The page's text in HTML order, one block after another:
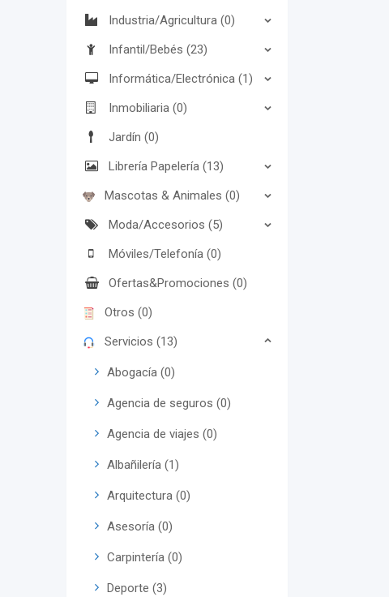
Industria/Agricultura (0)
Infantil/Bebés (23)
Informática/Electrónica (1)
Inmobiliaria (0)
Jardín (0)
Librería Papelería (13)
Mascotas & Animales (0)
Moda/Accesorios (5)
Móviles/Telefonía (0)
Ofertas&Promociones (0)
Otros (0)
Servicios (13)
Abogacía (0)
Agencia de seguros (0)
Agencia de viajes (0)
Albañilería (1)
Arquitectura (0)
Asesoría (0)
Carpintería (0)
Deporte (3)